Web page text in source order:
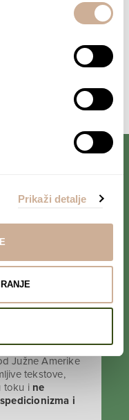
Prikaži detalje
KEK
MREŽAMA
Južne Amerike
tekstove,
toku i ne
i